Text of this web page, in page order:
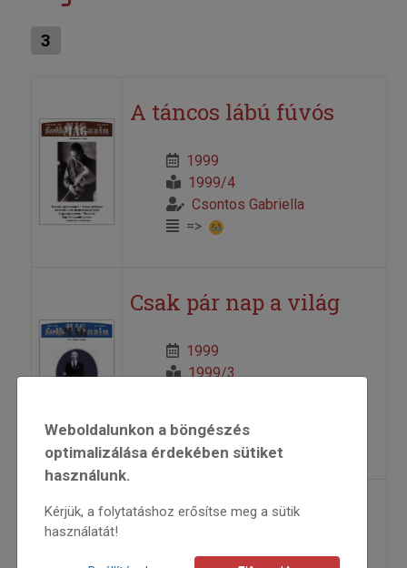
3
A táncos lábú fúvós
1999
1999/4
Csontos Gabriella
=>
Csak pár nap a világ
1999
1999/3
=>
Van miről muzsikálni
Weboldalunkon a böngészés
optimalizálása érdekében sütiket
használunk.
Kérjük, a folytatáshoz erősítse meg a sütik
használatát!